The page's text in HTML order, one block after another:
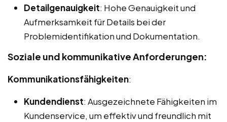
Detailgenauigkeit: Hohe Genauigkeit und
Aufmerksamkeit für Details bei der
Problemidentifikation und Dokumentation.
Soziale und kommunikative Anforderungen:
Kommunikationsfähigkeiten:
Kundendienst: Ausgezeichnete Fähigkeiten im
Kundenservice, um effektiv und freundlich mit